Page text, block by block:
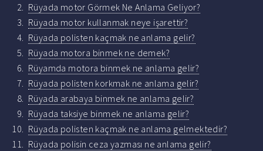
Rüyada motor Görmek Ne Anlama Geliyor?
Rüyada motor kullanmak neye işarettir?
Rüyada polisten kaçmak ne anlama gelir?
Rüyada motora binmek ne demek?
Rüyamda motora binmek ne anlama gelir?
Rüyada polisten korkmak ne anlama gelir?
Rüyada arabaya binmek ne anlama gelir?
Rüyada taksiye binmek ne anlama gelir?
Rüyada polisten kaçmak ne anlama gelmektedir?
Rüyada polisin ceza yazması ne anlama gelir?